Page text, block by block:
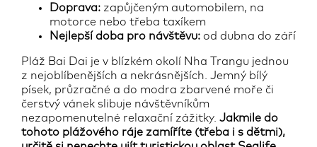
Doprava: zapůjčeným automobilem, na
motorce nebo třeba taxíkem
Nejlepší doba pro návštěvu: od dubna do září
Pláž Bai Dai je v blízkém okolí Nha Trangu jednou
z nejoblíbenějších a nekrásnějších. Jemný bílý
písek, průzračné a do modra zbarvené moře či
čerstvý vánek slibuje návštěvníkům
nezapomenutelné relaxační zážitky. Jakmile do
tohoto plážového ráje zamíříte (třeba i s dětmi),